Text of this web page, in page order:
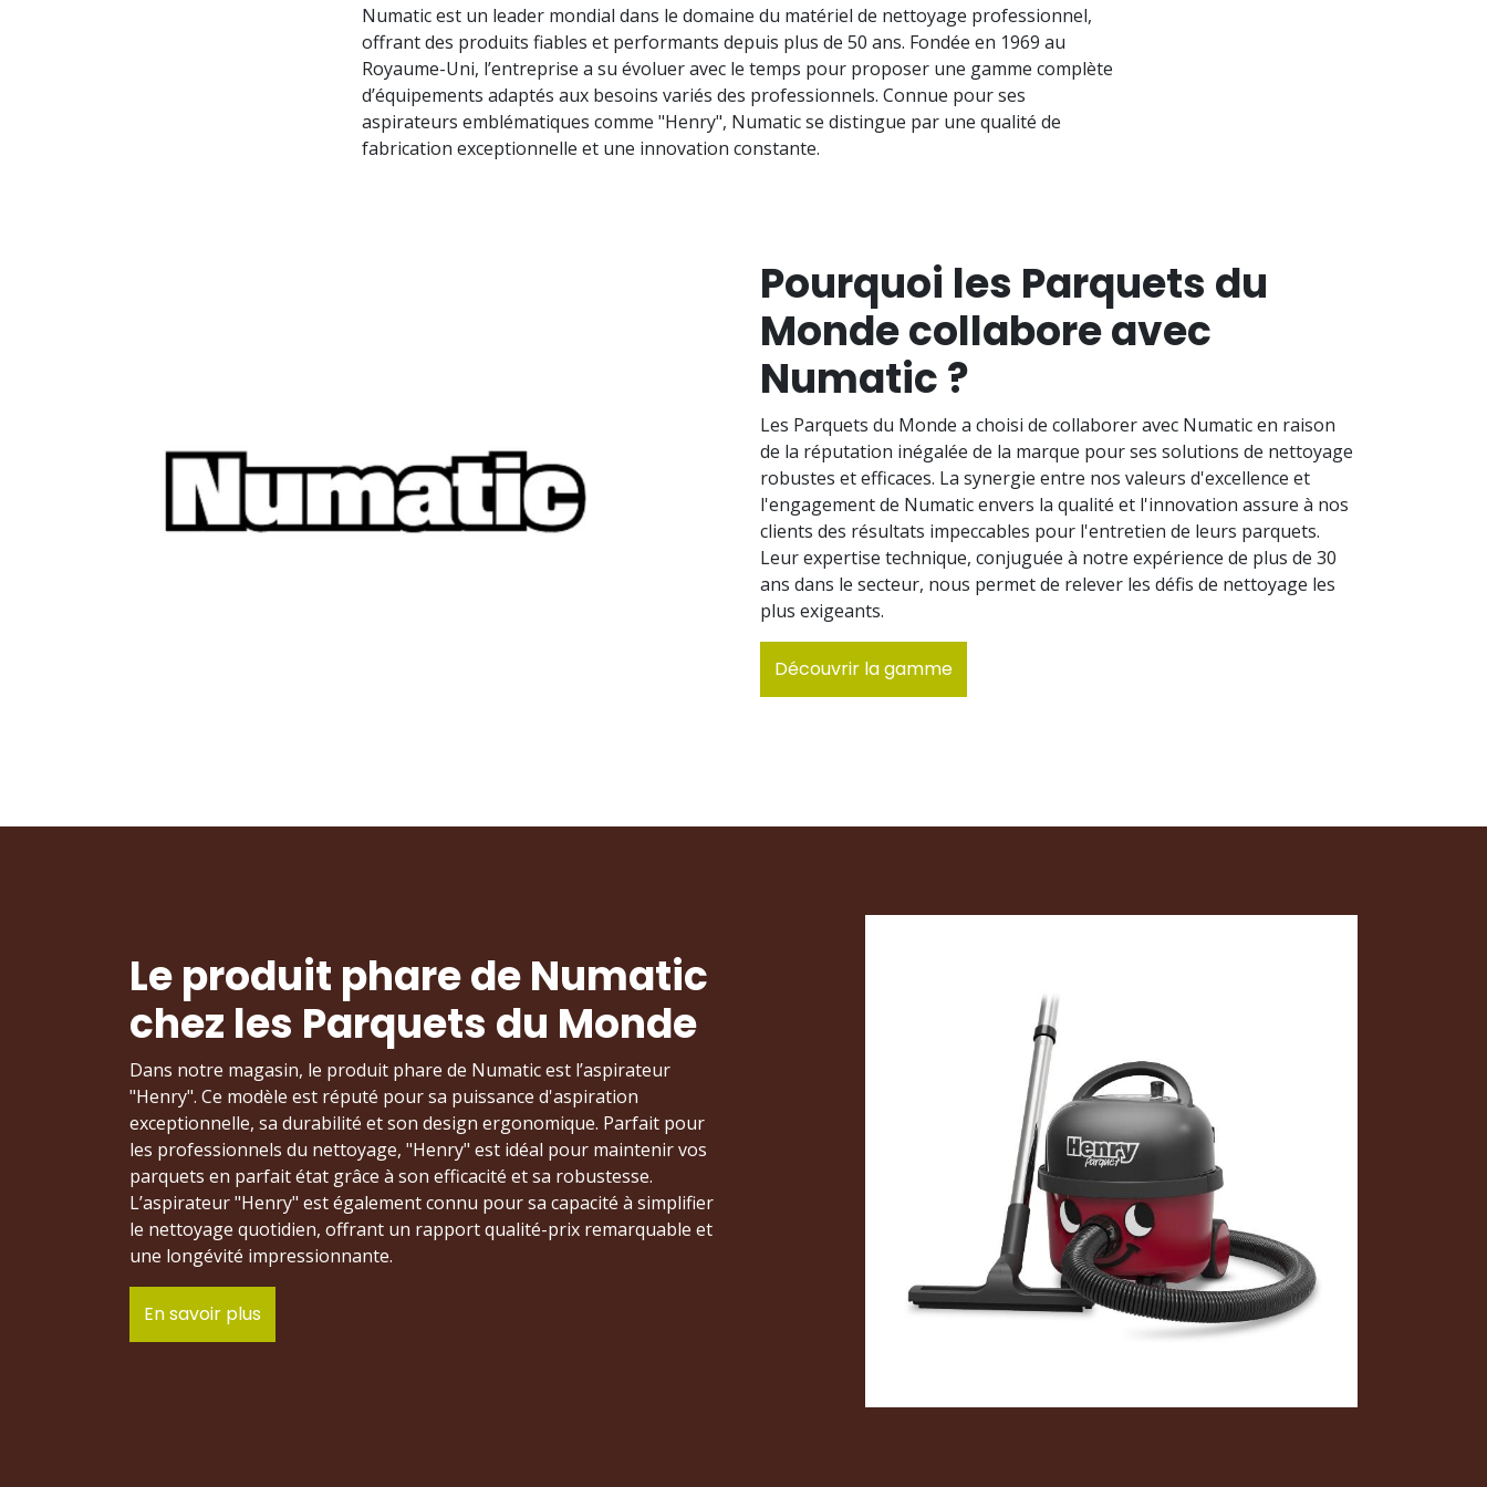
Numatic est un leader mondial dans le domaine du matériel de nettoyage professionnel,
offrant des produits fiables et performants depuis plus de 50 ans. Fondée en 1969 au
Royaume-Uni, l’entreprise a su évoluer avec le temps pour proposer une gamme complète
d’équipements adaptés aux besoins variés des professionnels. Connue pour ses
aspirateurs emblématiques comme "Henry", Numatic se distingue par une qualité de
fabrication exceptionnelle et une innovation constante.
Pourquoi les Parquets du
Monde collabore avec
Numatic ?
Les Parquets du Monde a choisi de collaborer avec Numatic en raison
de la réputation inégalée de la marque pour ses solutions de nettoyage
robustes et efficaces. La synergie entre nos valeurs d'excellence et
l'engagement de Numatic envers la qualité et l'innovation assure à nos
clients des résultats impeccables pour l'entretien de leurs parquets.
Leur expertise technique, conjuguée à notre expérience de plus de 30
ans dans le secteur, nous permet de relever les défis de nettoyage les
plus exigeants.
Découvrir la gamme
Le produit phare de Numatic
chez les Parquets du Monde
Dans notre magasin, le produit phare de Numatic est l’aspirateur
"Henry". Ce modèle est réputé pour sa puissance d'aspiration
exceptionnelle, sa durabilité et son design ergonomique. Parfait pour
les professionnels du nettoyage, "Henry" est idéal pour maintenir vos
parquets en parfait état grâce à son efficacité et sa robustesse.
L’aspirateur "Henry" est également connu pour sa capacité à simplifier
le nettoyage quotidien, offrant un rapport qualité-prix remarquable et
une longévité impressionnante.
En savoir plus